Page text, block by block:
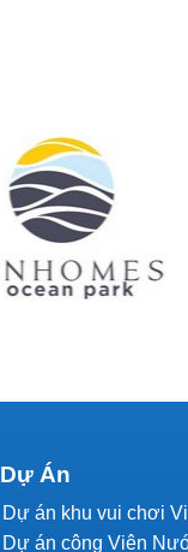
Dự Án
Dự án khu vui chơi
Dự án công Viên